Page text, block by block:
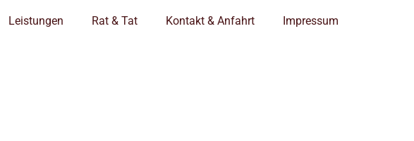
Leistungen Rat & Tat Kontakt & Anfahrt Impressum